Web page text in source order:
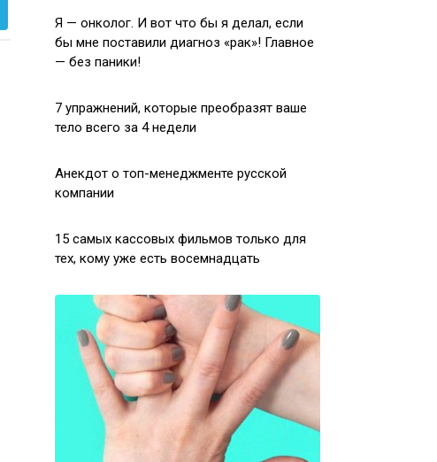
Я — онколог. И вот что бы я делал, если
бы мне поставили диагноз «рак»! Главное
— без паники!
7 упражнений, которые преобразят ваше
тело всего за 4 недели
Анекдот о топ-менеджменте русской
компании
15 самых кассовых фильмов только для
тех, кому уже есть восемнадцать